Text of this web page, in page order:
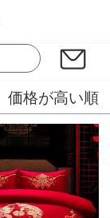
価格が高い順